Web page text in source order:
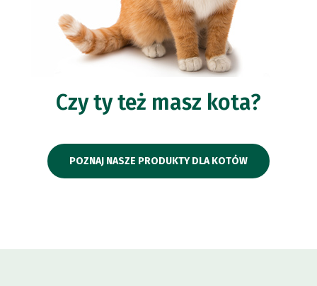
Czy ty też masz kota?
POZNAJ NASZE PRODUKTY DLA KOTÓW